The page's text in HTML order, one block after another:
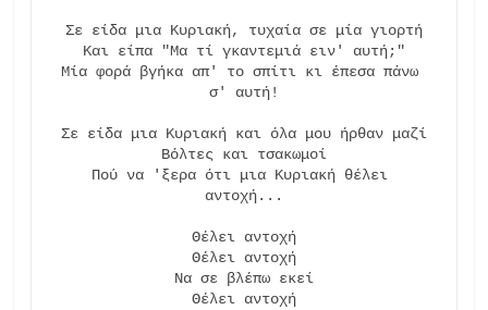
Σε είδα μια Κυριακή, τυχαία σε μία γιορτή
Και είπα "Μα τί γκαντεμιά ειν' αυτή;"
Μία φορά βγήκα απ' το σπίτι κι έπεσα πάνω
σ' αυτή!
Σε είδα μια Κυριακή και όλα μου ήρθαν μαζί
Βόλτες και τσακωμοί
Πού να 'ξερα ότι μια Κυριακή θέλει
αντοχή...
Θέλει αντοχή
Θέλει αντοχή
Να σε βλέπω εκεί
Θέλει αντοχή